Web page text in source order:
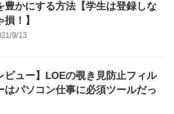
豊かにする方法【学生は登録しな
損！】
9/13
ビュー】LOEの覗き見防止フィル
はパソコン仕事に必須ツールだっ